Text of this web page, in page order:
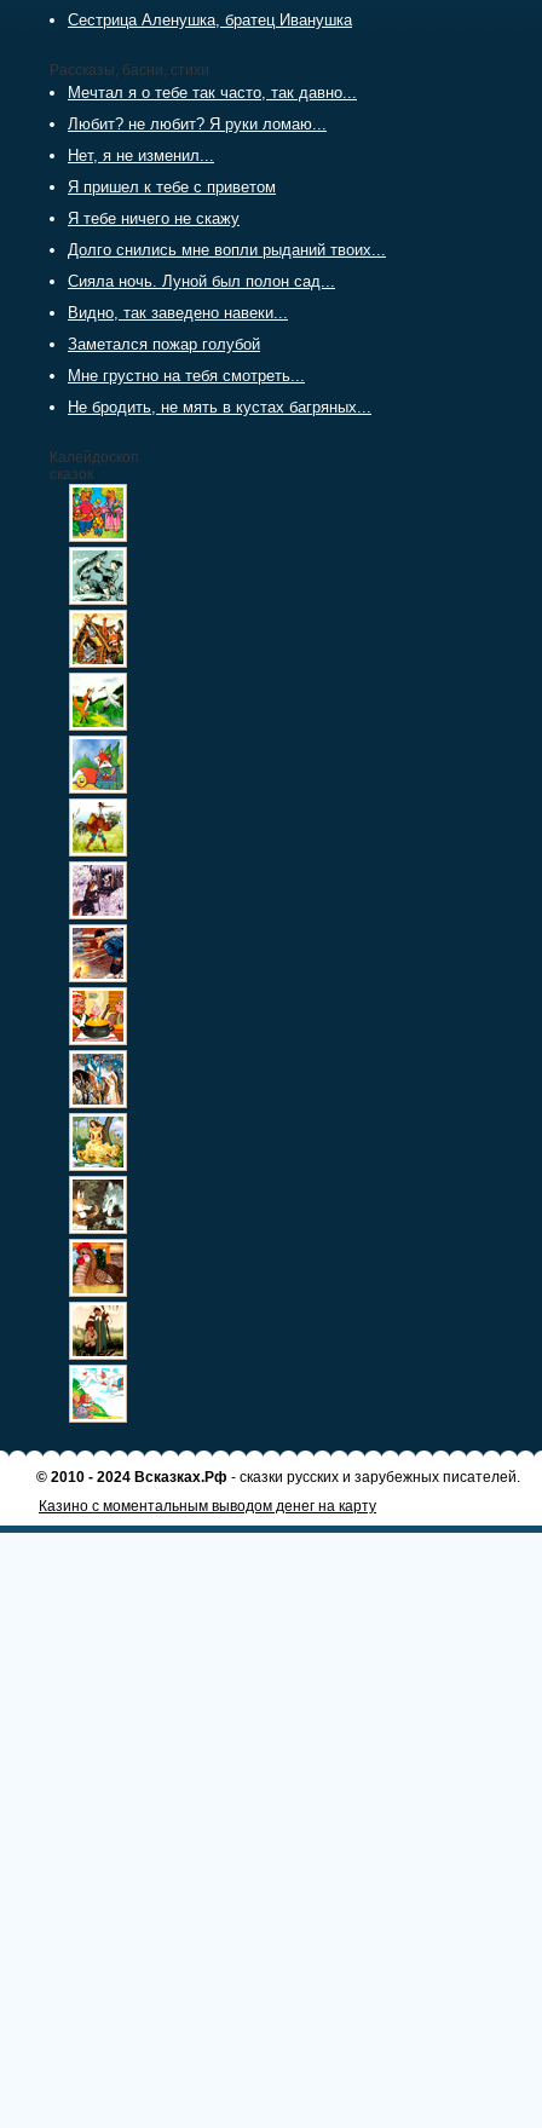
Сестрица Аленушка, братец Иванушка
Рассказы, басни, стихи
Мечтал я о тебе так часто, так давно...
Любит? не любит? Я руки ломаю...
Нет, я не изменил...
Я пришел к тебе с приветом
Я тебе ничего не скажу
Долго снились мне вопли рыданий твоих...
Сияла ночь. Луной был полон сад...
Видно, так заведено навеки...
Заметался пожар голубой
Мне грустно на тебя смотреть...
Не бродить, не мять в кустах багряных...
Калейдоскоп
сказок
© 2010 - 2024 Всказках.Рф - сказки русских и зарубежных писателей.
Казино с моментальным выводом денег на карту